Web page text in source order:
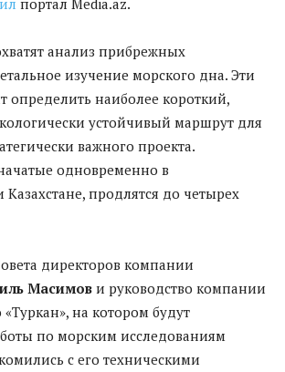
анализ прибрежных
изучение морского дна. Эти
определить наиболее короткий,
устойчивый маршрут для
важного проекта.
одновременно в
продлятся до четырех
директоров компании
Масимов и руководство компании
на котором будут
по морским исследованиям
с его техническими